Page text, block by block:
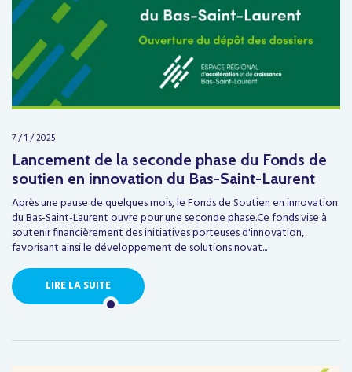
7 / 1 / 2025
Lancement de la seconde phase du Fonds de
soutien en innovation du Bas-Saint-Laurent
Après une pause de quelques mois, le Fonds de Soutien en innovation
du Bas-Saint-Laurent ouvre pour une seconde phase.Ce fonds vise à
soutenir financièrement des initiatives porteuses d'innovation,
favorisant ainsi le développement de solutions novat...
LIRE LA SUITE